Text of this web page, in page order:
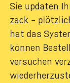
Sie updaten
zack –
hat das
können
versuchen